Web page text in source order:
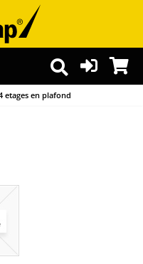
etages en plafond